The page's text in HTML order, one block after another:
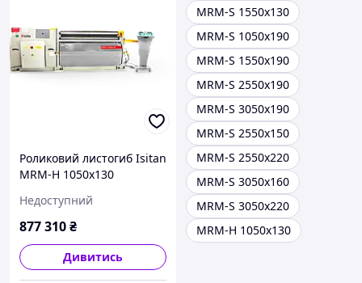
Роликовий листогиб Isitan
MRM-H 1050x130
Недоступний
877 310₴
Дивитись
MRM-S 1550x130
MRM-S 1050x190
MRM-S 1550x190
MRM-S 2550x190
MRM-S 3050x190
MRM-S 2550x150
MRM-S 2550x220
MRM-S 3050x160
MRM-S 3050x220
MRM-H 1050x130